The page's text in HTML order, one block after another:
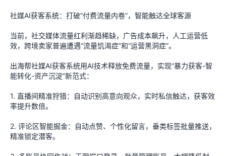
社媒AI获客系统：打破“付费流量内卷”，智能触达全球客源
当前，社交媒体流量红利渐趋稀缺，广告成本飙升，人工运营低
效，跨境卖家普遍遭遇“流量饥渴症”和“运营黑洞症”。
出海帮社媒AI获客系统用AI技术释放免费流量，实现“暴力获客-智
能转化-资产沉淀”新范式：
1. 直播间精准狩猎：自动识别高意向观众，实时私信触达，获客效
率提升数倍。
2. 评论区智能掘金：自动点赞、个性化留言，垂类标签批量推送，
精准锁定潜客。